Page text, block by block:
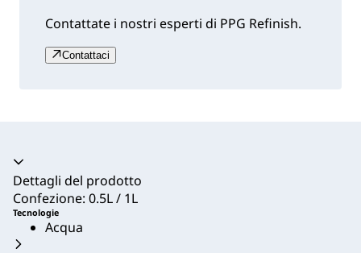
Contattate i nostri esperti di PPG Refinish.
Contattaci
Dettagli del prodotto
Confezione: 0.5L / 1L
Tecnologie
Acqua